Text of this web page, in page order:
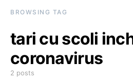
BROWSING TAG
tari cu scoli
coronavirus
2 posts